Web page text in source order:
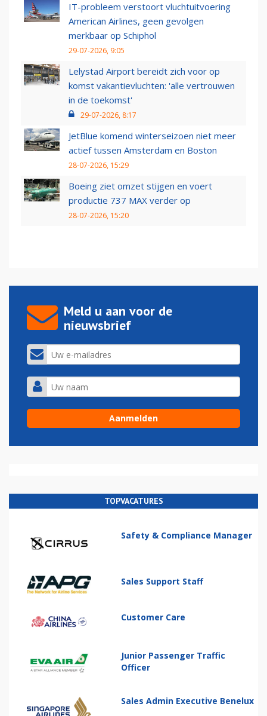
IT-probleem verstoort vluchtuitvoering
American Airlines, geen gevolgen
merkbaar op Schiphol
29-07-2026, 9:05
Lelystad Airport bereidt zich voor op
komst vakantievluchten: 'alle vertrouwen
in de toekomst'
29-07-2026, 8:17
JetBlue komend winterseizoen niet meer
actief tussen Amsterdam en Boston
28-07-2026, 15:29
Boeing ziet omzet stijgen en voert
productie 737 MAX verder op
28-07-2026, 15:20
Meld u aan voor de
nieuwsbrief
TOPVACATURES
Safety & Compliance Manager
Sales Support Staff
Customer Care
Junior Passenger Traffic
Officer
Sales Admin Executive Benelux